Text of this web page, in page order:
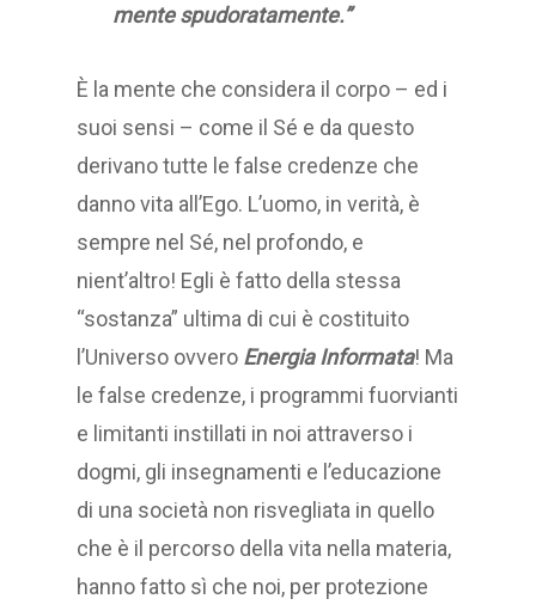
mente spudoratamente.”
È la mente che considera il corpo – ed i
suoi sensi – come il Sé e da questo
derivano tutte le false credenze che
danno vita all’Ego. L’uomo, in verità, è
sempre nel Sé, nel profondo, e
nient’altro! Egli è fatto della stessa
“sostanza” ultima di cui è costituito
l’Universo ovvero Energia Informata! Ma
le false credenze, i programmi fuorvianti
e limitanti instillati in noi attraverso i
dogmi, gli insegnamenti e l’educazione
di una società non risvegliata in quello
che è il percorso della vita nella materia,
hanno fatto sì che noi, per protezione